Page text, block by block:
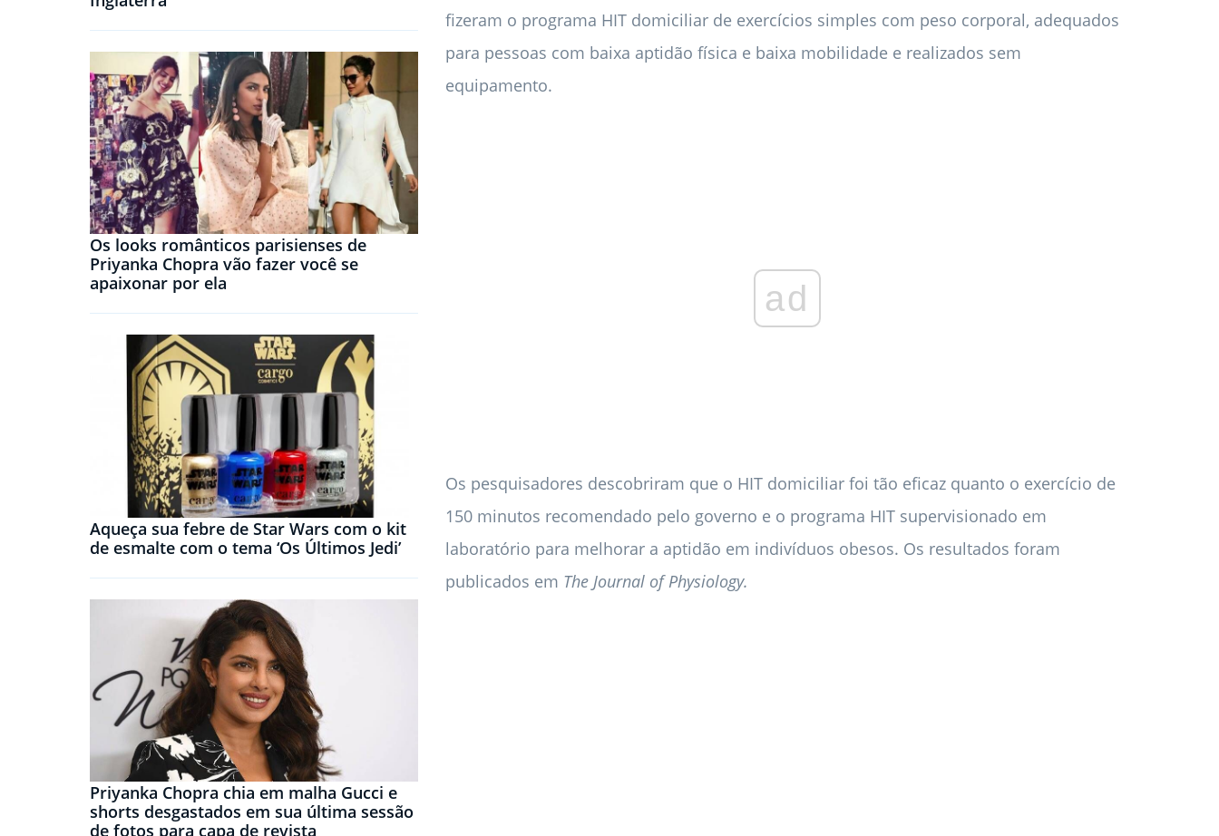
Os looks românticos parisienses de
Priyanka Chopra vão fazer você se
apaixonar por ela
Aqueça sua febre de Star Wars com o kit
de esmalte com o tema ‘Os Últimos Jedi’
Priyanka Chopra chia em malha Gucci e
shorts desgastados em sua última sessão
de fotos para capa de revista
fizeram o programa HIT domiciliar de exercícios simples com peso corporal, adequados
para pessoas com baixa aptidão física e baixa mobilidade e realizados sem
equipamento.
ad
Os pesquisadores descobriram que o HIT domiciliar foi tão eficaz quanto o exercício de
150 minutos recomendado pelo governo e o programa HIT supervisionado em
laboratório para melhorar a aptidão em indivíduos obesos. Os resultados foram
publicados em The Journal of Physiology.